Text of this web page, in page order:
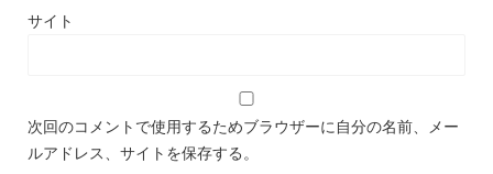
サイト
次回のコメントで使用するためブラウザーに自分の名前、メー
ルアドレス、サイトを保存する。